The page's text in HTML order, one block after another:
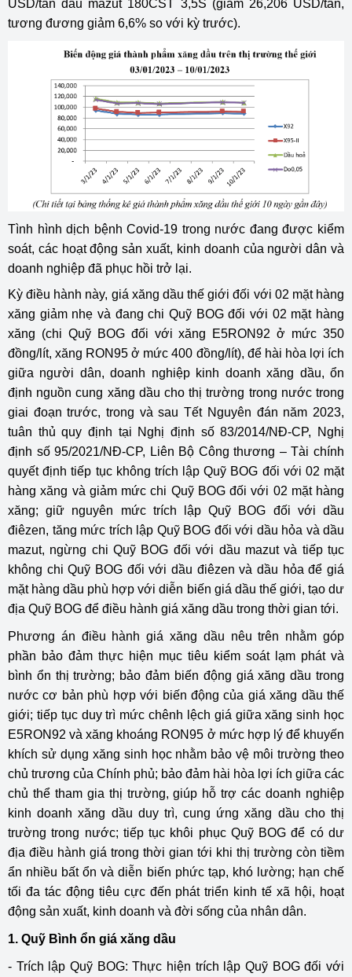
USD/tấn dầu mazut 180CST 3,5S (giảm 26,206 USD/tấn,
tương đương giảm 6,6% so với kỳ trước).
Tình hình dịch bệnh Covid-19 trong nước đang được kiểm
soát, các hoạt động sản xuất, kinh doanh của người dân và
doanh nghiệp đã phục hồi trở lại.
Kỳ điều hành này, giá xăng dầu thế giới đối với 02 mặt hàng
xăng giảm nhẹ và đang chi Quỹ BOG đối với 02 mặt hàng
xăng (chi Quỹ BOG đối với xăng E5RON92 ở mức 350
đồng/lít, xăng RON95 ở mức 400 đồng/lít), để hài hòa lợi ích
giữa người dân, doanh nghiệp kinh doanh xăng dầu, ổn
định nguồn cung xăng dầu cho thị trường trong nước trong
giai đoạn trước, trong và sau Tết Nguyên đán năm 2023,
tuân thủ quy định tại Nghị định số 83/2014/NĐ-CP, Nghị
định số 95/2021/NĐ-CP, Liên Bộ Công thương – Tài chính
quyết định tiếp tục không trích lập Quỹ BOG đối với 02 mặt
hàng xăng và giảm mức chi Quỹ BOG đối với 02 mặt hàng
xăng; giữ nguyên mức trích lập Quỹ BOG đối với dầu
điêzen, tăng mức trích lập Quỹ BOG đối với dầu hỏa và dầu
mazut, ngừng chi Quỹ BOG đối với dầu mazut và tiếp tục
không chi Quỹ BOG đối với dầu điêzen và dầu hỏa để giá
mặt hàng dầu phù hợp với diễn biến giá dầu thế giới, tạo dư
địa Quỹ BOG để điều hành giá xăng dầu trong thời gian tới.
Phương án điều hành giá xăng dầu nêu trên nhằm góp
phần bảo đảm thực hiện mục tiêu kiểm soát lạm phát và
bình ổn thị trường; bảo đảm biến động giá xăng dầu trong
nước cơ bản phù hợp với biến động của giá xăng dầu thế
giới; tiếp tục duy trì mức chênh lệch giá giữa xăng sinh học
E5RON92 và xăng khoáng RON95 ở mức hợp lý để khuyến
khích sử dụng xăng sinh học nhằm bảo vệ môi trường theo
chủ trương của Chính phủ; bảo đảm hài hòa lợi ích giữa các
chủ thể tham gia thị trường, giúp hỗ trợ các doanh nghiệp
kinh doanh xăng dầu duy trì, cung ứng xăng dầu cho thị
trường trong nước; tiếp tục khôi phục Quỹ BOG để có dư
địa điều hành giá trong thời gian tới khi thị trường còn tiềm
ẩn nhiều bất ổn và diễn biến phức tạp, khó lường; hạn chế
tối đa tác động tiêu cực đến phát triển kinh tế xã hội, hoạt
động sản xuất, kinh doanh và đời sống của nhân dân.
1. Quỹ Bình ổn giá xăng dầu
- Trích lập Quỹ BOG: Thực hiện trích lập Quỹ BOG đối với